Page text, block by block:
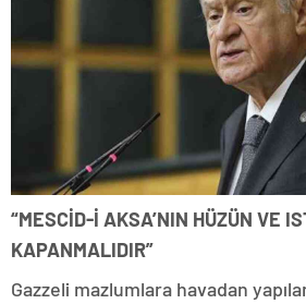
“MESCİD-İ AKSA’NIN HÜZÜN VE
KAPANMALIDIR”
Gazzeli mazlumlara havadan